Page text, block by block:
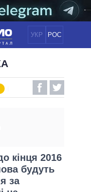
УКР РОС
кінця 2016
будуть
за